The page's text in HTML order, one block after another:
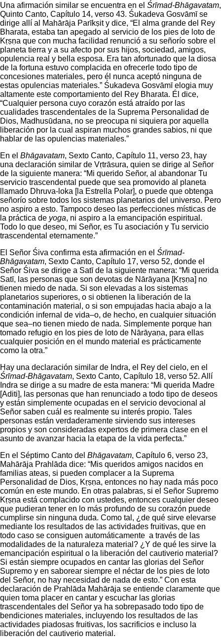
Una afirmación similar se encuentra en el Śrīmad-Bhāgavatam,
Quinto Canto, Capítulo 14, verso 43. Śukadeva Gosvāmī se
dirige allí al Mahārāja Parīkṣit y dice, “El alma grande del Rey
Bharata, estaba tan apegado al servicio de los pies de loto de
Kṛṣṇa que con mucha facilidad renunció a su señorío sobre el
planeta tierra y a su afecto por sus hijos, sociedad, amigos,
opulencia real y bella esposa. Era tan afortunado que la diosa
de la fortuna estuvo complacida en ofrecerle todo tipo de
concesiones materiales, pero él nunca aceptó ninguna de
estas opulencias materiales.” Śukadeva Gosvāmī elogia muy
altamente este comportamiento del Rey Bharata. Él dice,
“Cualquier persona cuyo corazón está atraído por las
cualidades trascendentales de la Suprema Personalidad de
Dios, Madhusūdana, no se preocupa ni siquiera por aquella
liberación por la cual aspiran muchos grandes sabios, ni que
hablar de las opulencias materiales.”
En el Bhāgavatam, Sexto Canto, Capítulo 11, verso 23, hay
una declaración similar de Vṛtrāsura, quien se dirige al Señor
de la siguiente manera: “Mi querido Señor, al abandonar Tu
servicio trascendental puede que sea promovido al planeta
llamado Dhruva-loka [la Estrella Polar], o puede que obtenga
señorío sobre todos los sistemas planetarios del universo. Pero
no aspiro a esto. Tampoco deseo las perfecciones místicas de
la práctica de yoga, ni aspiro a la emancipación espiritual.
Todo lo que deseo, mi Señor, es Tu asociación y Tu servicio
trascendental eternamente.”
El Señor Śiva confirma esta afirmación en el Śrīmad-
Bhāgavatam, Sexto Canto, Capítulo 17, verso 52, donde el
Señor Śiva se dirige a Satī de la siguiente manera: “Mi querida
Satī, las personas que son devotas de Nārāyaṇa [Kṛṣṇa] no
tienen miedo de nada. Si son elevadas a los sistemas
planetarios superiores, o si obtienen la liberación de la
contaminación material, o si son empujadas hacia abajo a la
condición infernal de vida–o, de hecho, en cualquier situación
que sea–no tienen miedo de nada. Simplemente porque han
tomado refugio en los pies de loto de Nārāyaṇa, para ellas
cualquier posición en el mundo material es prácticamente
como la otra.”
Hay una declaración similar de Indra, el Rey del cielo, en el
Śrīmad-Bhāgavatam, Sexto Canto, Capítulo 18, verso 52. Allí
Indra se dirige a su madre de esta manera: “Mi querida Madre
[Aditi], las personas que han renunciado a todo tipo de deseos
y están simplemente ocupadas en el servicio devocional al
Señor saben cuál es realmente su interés propio. Tales
personas están verdaderamente sirviendo sus intereses
propios y son consideradas expertos de primera clase en el
asunto de avanzar hacia la etapa de la vida perfecta.”
En el Séptimo Canto del Bhāgavatam, Capítulo 6, verso 23,
Mahārāja Prahlāda dice: “Mis queridos amigos nacidos en
familias ateas, si pueden complacer a la Suprema
Personalidad de Dios, Kṛṣṇa, entonces no hay nada más poco
común en este mundo. En otras palabras, si el Señor Supremo
Kṛṣṇa está complacido con ustedes, entonces cualquier deseo
que pudieran tener en lo más profundo de su corazón puede
cumplirse sin ninguna duda. Como tal, ¿de qué sirve elevarse
mediante los resultados de las actividades fruitivas, que en
todo caso se consiguen automáticamente a través de las
modalidades de la naturaleza material? ¿Y de qué les sirve la
emancipación espiritual o la liberación del cautiverio material?
Si están siempre ocupados en cantar las glorias del Señor
Supremo y en saborear siempre el néctar de los pies de loto
del Señor, no hay necesidad de nada de esto.” Con esta
declaración de Prahlāda Mahārāja se entiende claramente que
quien toma placer en cantar y escuchar las glorias
trascendentales del Señor ya ha sobrepasado todo tipo de
bendiciones materiales, incluyendo los resultados de las
actividades piadosas fruitivas, los sacrificios e incluso la
liberación del cautiverio material.